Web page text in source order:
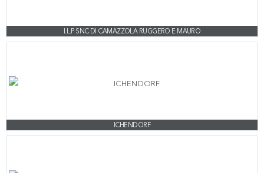
I.L.P SNC DI CAMAZZOLA RUGGERO E MAURO
ICHENDORF